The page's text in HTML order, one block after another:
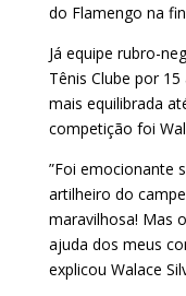
do Flamengo na
Já equipe rubro-
Tênis Clube por
mais equilibrada
competição foi
”Foi emocionante
artilheiro do
maravilhosa! Mas
ajuda dos meus
explicou Walace